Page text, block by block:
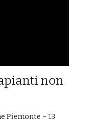
non
Piemonte – 13